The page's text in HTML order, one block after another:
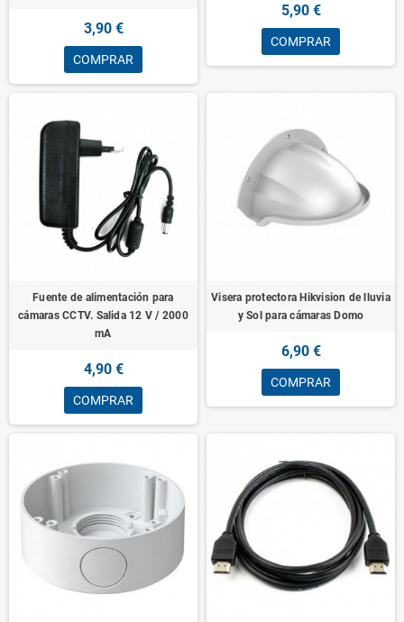
3,90 €
COMPRAR
5,90 €
COMPRAR
Fuente de alimentación para
cámaras CCTV. Salida 12 V / 2000
mA
4,90 €
COMPRAR
Visera protectora Hikvision de lluvia
y Sol para cámaras Domo
6,90 €
COMPRAR